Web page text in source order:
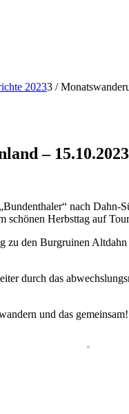
20233 /
– 15.10.2023
nach
schönen Herbsttag auf
den Burgruinen
durch das
und das gemeinsam!